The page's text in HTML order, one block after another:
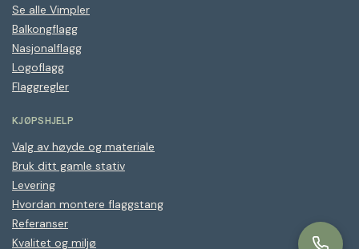
Se alle Vimpler
Balkongflagg
Nasjonalflagg
Logoflagg
Flaggregler
KJØPSHJELP
Valg av høyde og materiale
Bruk ditt gamle stativ
Levering
Hvordan montere flaggstang
Referanser
Kvalitet og miljø